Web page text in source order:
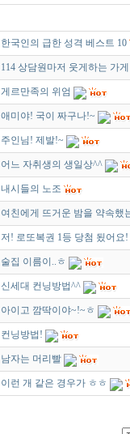
한국인의 급한 성격 베스트 10
114 상담원마저 웃게하는 가
게르만족의 위엄
애미야! 국이 짜구나!~
주인님! 제발!~
어느 자취생의 생일상^^
내시들의 노조
여친에게 뜨거운 밤을 약속했
저! 로또복권 1등 당첨 됬어요!
술집 이름이..ㅎ
신세대 컨닝방법^^
아이고 깜딱이야~!~ㅎ
컨닝방법!
남자는 머리빨
이런 개 같은 경우가 ㅎㅎ